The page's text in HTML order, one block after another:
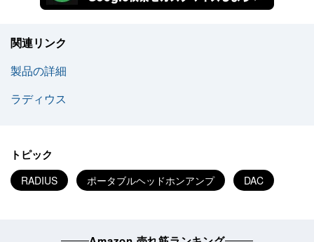
関連リンク
製品の詳細
ラディウス
トピック
RADIUS ポータブルヘッドホンアンプ DAC